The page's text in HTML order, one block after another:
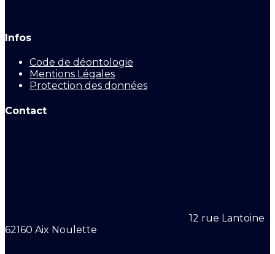
Infos
Code de déontologie
Mentions Légales
Protection des données
Contact
12 rue Lantoine
62160 Aix Noulette